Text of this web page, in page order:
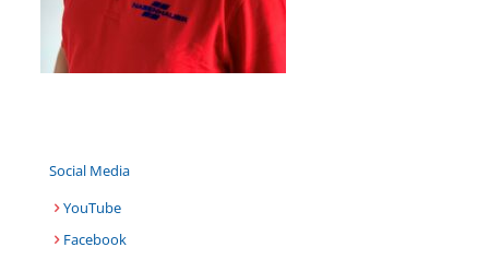
Social Media
YouTube
Facebook